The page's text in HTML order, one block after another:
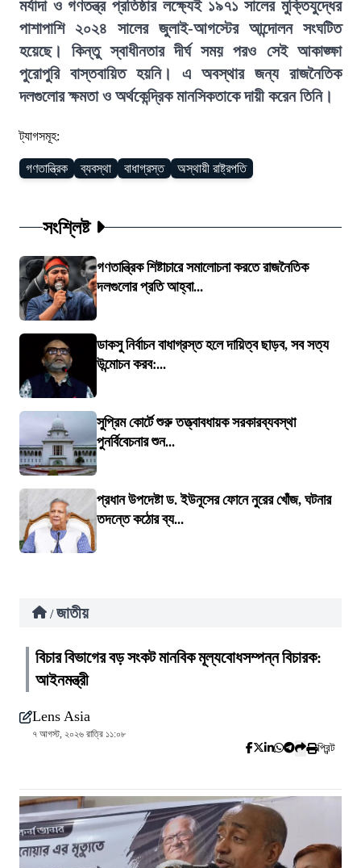
মর্যাদা ও গণতন্ত্র প্রতিষ্ঠার লক্ষ্যেই ১৯৭১ সালের মুক্তিযুদ্ধের
পাশাপাশি ২০২৪ সালের জুলাই-আগস্টের আন্দোলন সংঘটিত
হয়েছে। কিন্তু স্বাধীনতার দীর্ঘ সময় পরও সেই আকাঙ্ক্ষা
পুরোপুরি বাস্তবায়িত হয়নি। এ অবস্থার জন্য রাজনৈতিক
দলগুলোর ক্ষমতা ও অর্থকেন্দ্রিক মানসিকতাকে দায়ী করেন তিনি।
ট্যাগসমূহ:
গণতান্ত্রিক ব্যবস্থা বাধাগ্রস্ত অস্থায়ী রাষ্ট্রপতি
সংশ্লিষ্ট
গণতান্ত্রিক শিষ্টাচারে সমালোচনা করতে রাজনৈতিক
দলগুলোর প্রতি আহ্বা...
ডাকসু নির্বাচন বাধাগ্রস্ত হলে দায়িত্ব ছাড়ব, সব সত্য
উন্মোচন করব:...
সুপ্রিম কোর্টে শুরু তত্ত্বাবধায়ক সরকারব্যবস্থা
পুনর্বিবেচনার শুন...
প্রধান উপদেষ্টা ড. ইউনূসের ফোনে নুরের খোঁজ, ঘটনার
তদন্তে কঠোর ব্য...
/ জাতীয়
বিচার বিভাগের বড় সংকট মানবিক মূল্যবোধসম্পন্ন বিচারক:
আইনমন্ত্রী
Lens Asia
৭ আগস্ট, ২০২৬ রাত্রি ১১:০৮
প্রিন্ট